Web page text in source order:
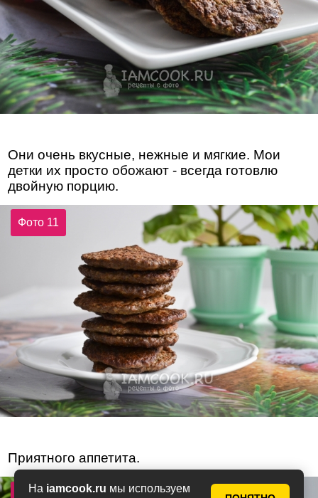
На iamcook.ru мы используем
Они очень вкусные, нежные и мягкие. Мои
детки их просто обожают - всегда готовлю
двойную порцию.
Фото 11
Приятного аппетита.
Фото 12